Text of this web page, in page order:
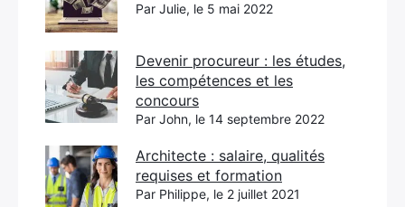
Par Julie, le 5 mai 2022
Devenir procureur : les études,
les compétences et les
concours
Par John, le 14 septembre 2022
Architecte : salaire, qualités
requises et formation
Par Philippe, le 2 juillet 2021